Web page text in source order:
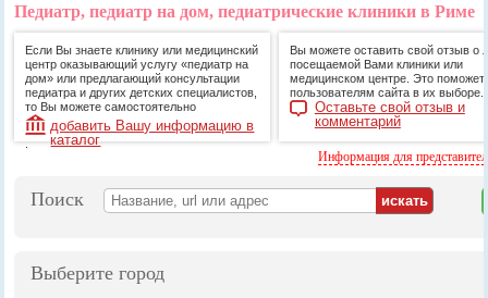
Педиатр, педиатр на дом, педиатрические клиники в Риме
Если Вы знаете клинику или медицинский
центр оказывающий услугу «педиатр на
дом» или предлагающий консультации
педиатра и других детских специалистов,
то Вы можете самостоятельно
добавить Вашу информацию в
каталог
.
Вы можете оставить свой отзыв о
посещаемой Вами клиники или
медицинском центре. Это поможет
пользователям сайта в их выборе.
Оставьте свой отзыв и
комментарий
Информация для
Поиск
Выберите город